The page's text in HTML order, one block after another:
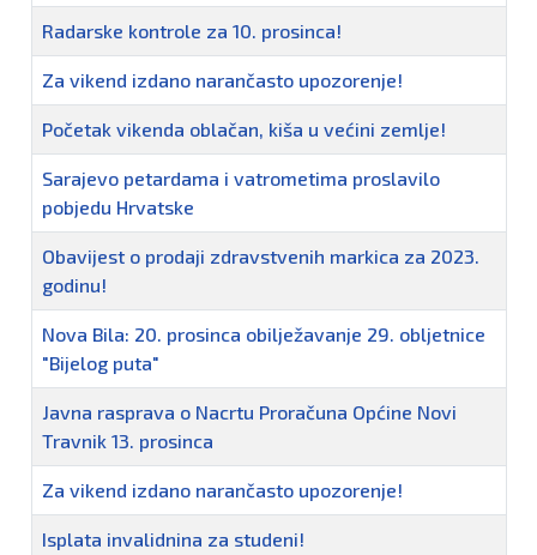
Radarske kontrole za 10. prosinca!
Za vikend izdano narančasto upozorenje!
Početak vikenda oblačan, kiša u većini zemlje!
Sarajevo petardama i vatrometima proslavilo
pobjedu Hrvatske
Obavijest o prodaji zdravstvenih markica za 2023.
godinu!
Nova Bila: 20. prosinca obilježavanje 29. obljetnice
"Bijelog puta"
Javna rasprava o Nacrtu Proračuna Općine Novi
Travnik 13. prosinca
Za vikend izdano narančasto upozorenje!
Isplata invalidnina za studeni!